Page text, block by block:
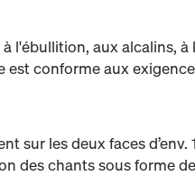
l'ébullition, aux alcalins,
est conforme aux
sur les deux faces
des chants sous forme